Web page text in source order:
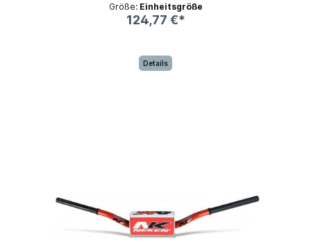
Größe: Einheitsgröße
124,77 €*
Details